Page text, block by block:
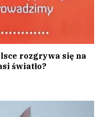
rozgrywa się na
światło?